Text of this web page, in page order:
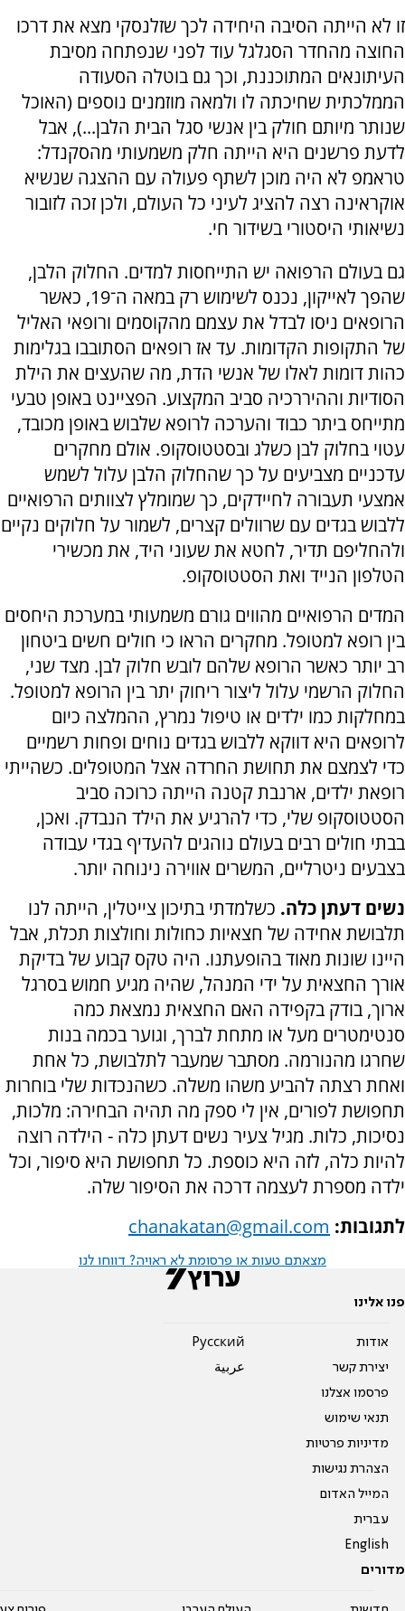
זו לא הייתה הסיבה היחידה לכך שזלנסקי מצא את דרכו
החוצה מהחדר הסגלגל עוד לפני שנפתחה מסיבת
העיתונאים המתוכננת, וכך גם בוטלה הסעודה
הממלכתית שחיכתה לו ולמאה מוזמנים נוספים (האוכל
שנותר מיותם חולק בין אנשי סגל הבית הלבן...), אבל
לדעת פרשנים היא הייתה חלק משמעותי מהסקנדל:
טראמפ לא היה מוכן לשתף פעולה עם ההצגה שנשיא
אוקראינה רצה להציג לעיני כל העולם, ולכן זכה לזובור
נשיאותי היסטורי בשידור חי.
גם בעולם הרפואה יש התייחסות למדים. החלוק הלבן,
שהפך לאייקון, נכנס לשימוש רק במאה ה־19, כאשר
הרופאים ניסו לבדל את עצמם מהקוסמים ורופאי האליל
של התקופות הקדומות. עד אז רופאים הסתובבו בגלימות
כהות דומות לאלו של אנשי הדת, מה שהעצים את הילת
הסודיות וההיררכיה סביב המקצוע. הפציינט באופן טבעי
מתייחס ביתר כבוד והערכה לרופא שלבוש באופן מכובד,
עטוי בחלוק לבן כשלג ובסטטוסקופ. אולם מחקרים
עדכניים מצביעים על כך שהחלוק הלבן עלול לשמש
אמצעי תעבורה לחיידקים, כך שמומלץ לצוותים הרפואיים
ללבוש בגדים עם שרוולים קצרים, לשמור על חלוקים נקיים
ולהחליפם תדיר, לחטא את שעוני היד, את מכשירי
הטלפון הנייד ואת הסטטוסקופ.
המדים הרפואיים מהווים גורם משמעותי במערכת היחסים
בין רופא למטופל. מחקרים הראו כי חולים חשים ביטחון
רב יותר כאשר הרופא שלהם לובש חלוק לבן. מצד שני,
החלוק הרשמי עלול ליצור ריחוק יתר בין הרופא למטופל.
במחלקות כמו ילדים או טיפול נמרץ, ההמלצה כיום
לרופאים היא דווקא ללבוש בגדים נוחים ופחות רשמיים
כדי לצמצם את תחושת החרדה אצל המטופלים. כשהייתי
רופאת ילדים, ארנבת קטנה הייתה כרוכה סביב
הסטטוסקופ שלי, כדי להרגיע את הילד הנבדק. ואכן,
בבתי חולים רבים בעולם נוהגים להעדיף בגדי עבודה
בצבעים ניטרליים, המשרים אווירה נינוחה יותר.
נשים דעתן כלה. כשלמדתי בתיכון צייטלין, הייתה לנו
תלבושת אחידה של חצאיות כחולות וחולצות תכלת, אבל
היינו שונות מאוד בהופעתנו. היה טקס קבוע של בדיקת
אורך החצאית על ידי המנהל, שהיה מגיע חמוש בסרגל
ארוך, בודק בקפידה האם החצאית נמצאת כמה
סנטימטרים מעל או מתחת לברך, וגוער בכמה בנות
שחרגו מהנורמה. מסתבר שמעבר לתלבושת, כל אחת
ואחת רצתה להביע משהו משלה. כשהנכדות שלי בוחרות
תחפושת לפורים, אין לי ספק מה תהיה הבחירה: מלכות,
נסיכות, כלות. מגיל צעיר נשים דעתן כלה - הילדה רוצה
להיות כלה, לזה היא כוספת. כל תחפושת היא סיפור, וכל
ילדה מספרת לעצמה דרכה את הסיפור שלה.
לתגובות: chanakatan@gmail.com
מצאתם טעות או פרסומת לא ראויה? דווחו לנו
פנו אלינו
אודות
יצירת קשר
פרסמו אצלנו
תנאי שימוש
מדיניות פרטיות
הצהרת נגישות
המייל האדום
עברית
English
Pусский
عربية
מדורים